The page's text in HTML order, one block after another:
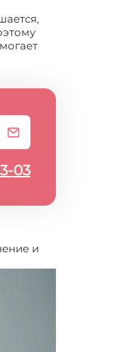
03
и